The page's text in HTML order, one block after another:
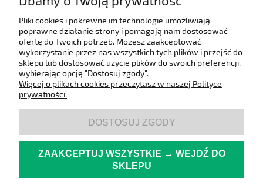
Pliki cookies i pokrewne im technologie umożliwiają
poprawne działanie strony i pomagają nam dostosować
ofertę do Twoich potrzeb. Możesz zaakceptować
wykorzystanie przez nas wszystkich tych plików i przejść do
sklepu lub dostosować użycie plików do swoich preferencji,
wybierając opcję "Dostosuj zgody".
Więcej o plikach cookies przeczytasz w naszej Polityce
prywatności.
DOSTOSUJ ZGODY
ZAAKCEPTUJ WSZYSTKIE → WEJDŹ DO
SKLEPU